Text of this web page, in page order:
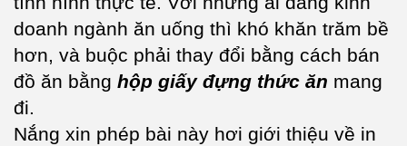
doanh ngành ăn uống thì khó khăn trăm bề
hơn, và buộc phải thay đổi bằng cách bán
đồ ăn bằng hộp giấy đựng thức ăn mang
đi.
Nắng xin phép bài này hơi giới thiệu về in